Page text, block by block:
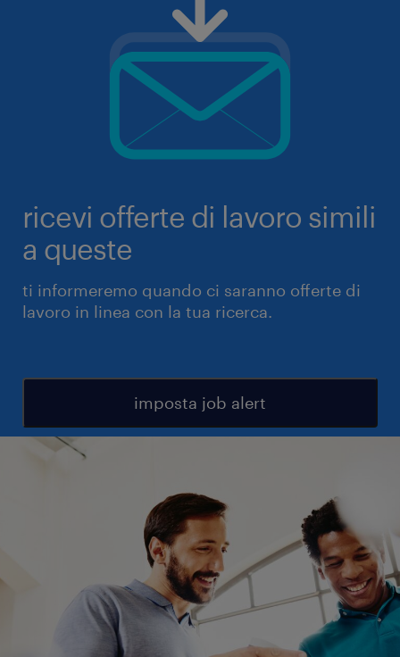
ricevi offerte di lavoro simili
a queste
ti informeremo quando ci saranno offerte di
lavoro in linea con la tua ricerca.
imposta job alert